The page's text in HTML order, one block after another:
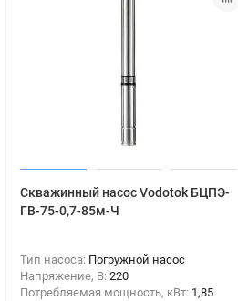
Скважинный насос Vodotok БЦПЭ-
ГВ-75-0,7-85м-Ч
Тип насоса: Погружной насос
Напряжение, В: 220
Потребляемая мощность, кВт: 1,85